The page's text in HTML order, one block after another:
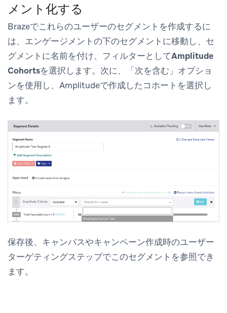
メント化する
Brazeでこれらのユーザーのセグメントを作成するに
は、 エンゲージメントの下のセグメント に移動し、セ
グメントに名前を付け、フィルターとしてAmplitude
Cohortsを選択します。次に、「次を含む」オプショ
ンを使用し、Amplitudeで作成したコホートを選択し
ます。
保存後、キャンバスやキャンペーン作成時のユーザー
ターゲティングステップでこのセグメントを参照でき
ます。